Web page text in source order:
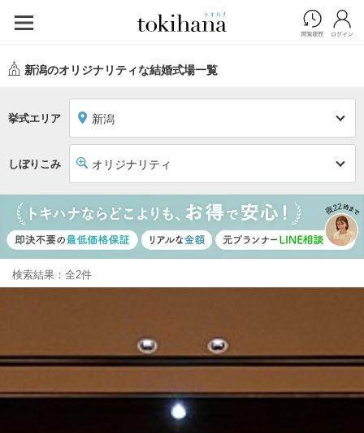
新潟のオリジナリティな結婚式場一覧
挙式エリア 新潟
しぼりこみ オリジナリティ
検索結果：全2件